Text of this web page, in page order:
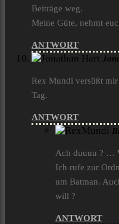
Beiträge weg.
Meine Güte, nehmt
ANTWORT
Rex Mundi versüßt
Tag.
ANTWORT
Ach duuuu ? …
Ich rufe zur
um Batman.
will ?
ANTWORT